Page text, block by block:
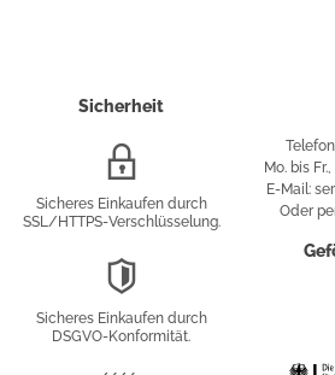
Sicherheit
Verschlüsselung
Sicheres Einkaufen durch
SSL/HTTPS-Verschlüsselung.
Sicheres Einkaufen durch
DSGVO-Konformität.
Mo. bis
E-Mail:
Oder